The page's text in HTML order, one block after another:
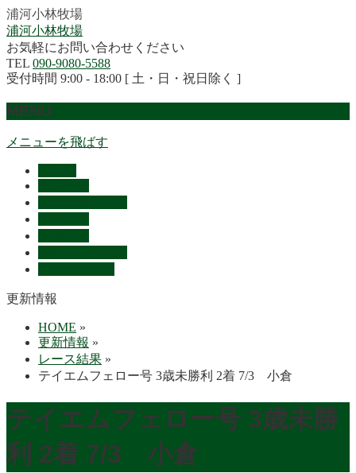
浦河小林牧場
浦河小林牧場
お気軽にお問い合わせください
TEL 090-9080-5588
受付時間 9:00 - 18:00 [ 土・日・祝日除く ]
MENU
メニューを飛ばす
更新情報
HOME »
更新情報 »
レース結果 »
テイエムフェロー号 3歳未勝利 2着 7/3 小倉
テイエムフェロー号 3歳未勝
利 2着 7/3 小倉